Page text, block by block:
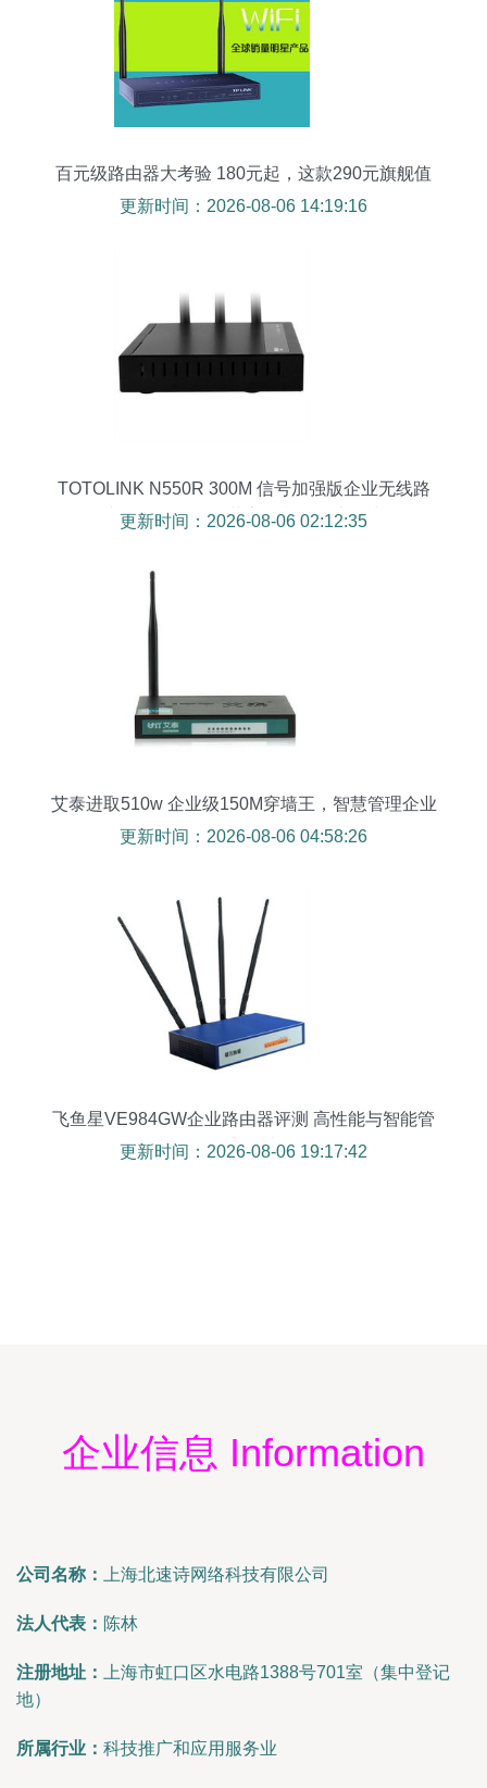
百元级路由器大考验 180元起，这款290元旗舰值
不值得买？
更新时间：2026-08-06 14:19:16
TOTOLINK N550R 300M 信号加强版企业无线路
由器｜USB存储共享打印，不止于快
更新时间：2026-08-06 02:12:35
艾泰进取510w 企业级150M穿墙王，智慧管理企业
网络
更新时间：2026-08-06 04:58:26
飞鱼星VE984GW企业路由器评测 高性能与智能管
理的商务神器
更新时间：2026-08-06 19:17:42
企业信息 Information
公司名称： 上海北速诗网络科技有限公司
法人代表： 陈林
注册地址：
上海市虹口区水电路1388号701室（集中登记
地）
所属行业： 科技推广和应用服务业